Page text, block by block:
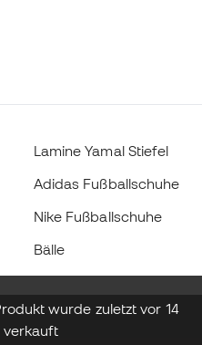
wurde zuletzt vor 14
verkauft
Lamine Yamal Stiefel
Adidas Fußballschuhe
Nike Fußballschuhe
Bälle